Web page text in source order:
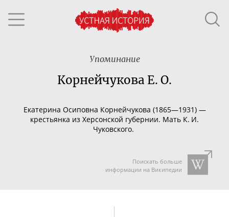
Упоминание
Корнейчукова Е. О.
Екатерина Осиповна Корнейчукова (1865—1931) —
крестьянка из Херсонской губернии. Мать К. И.
Чуковского.
Поискать больше
информации на Википедии